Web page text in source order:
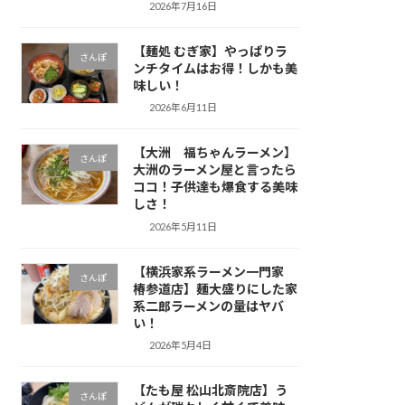
2026年7月16日
さんぽ
【麺処 むぎ家】やっぱりラ
ンチタイムはお得！しかも美
味しい！
2026年6月11日
さんぽ
【大洲 福ちゃんラーメン】
大洲のラーメン屋と言ったら
ココ！子供達も爆食する美味
しさ！
2026年5月11日
さんぽ
【横浜家系ラーメン一門家
椿参道店】麺大盛りにした家
系二郎ラーメンの量はヤバ
い！
2026年5月4日
さんぽ
【たも屋 松山北斎院店】う